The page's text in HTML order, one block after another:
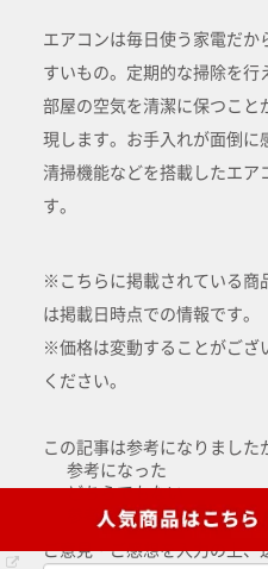
エアコンは毎日使う家電だ
すいもの。定期的な掃除を行
部屋の空気を清潔に保つこ
現します。お手入れが面倒
清掃機能などを搭載したエ
す。
※こちらに掲載されている商
は掲載日時点での情報です。
※価格は変動することがござ
ください。
この記事は参考になりました
参考になった
どちらでもない
参考にならなかった
ご意見・ご感想を入力の上、